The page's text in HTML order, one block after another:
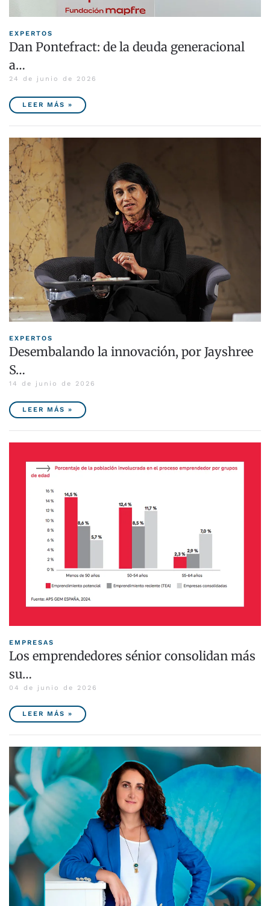
EXPERTOS
Dan Pontefract: de la deuda generacional
a…
24 de junio de 2026
LEER MÁS »
EXPERTOS
Desembalando la innovación, por Jayshree
S…
14 de junio de 2026
LEER MÁS »
EMPRESAS
Los emprendedores sénior consolidan más
su…
04 de junio de 2026
LEER MÁS »